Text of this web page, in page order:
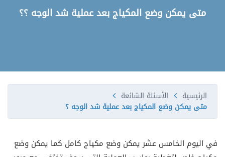
متى يمكن وضع المكياج بعد عملية شد الوجه ؟؟
الرئيسية
الأسئلة الشائعة
متى يمكن وضع المكياج بعد عملية شد الوجه ؟
في اليوم الخامس عشر يمكن وضع مكياج كامل كما يمكن وضع